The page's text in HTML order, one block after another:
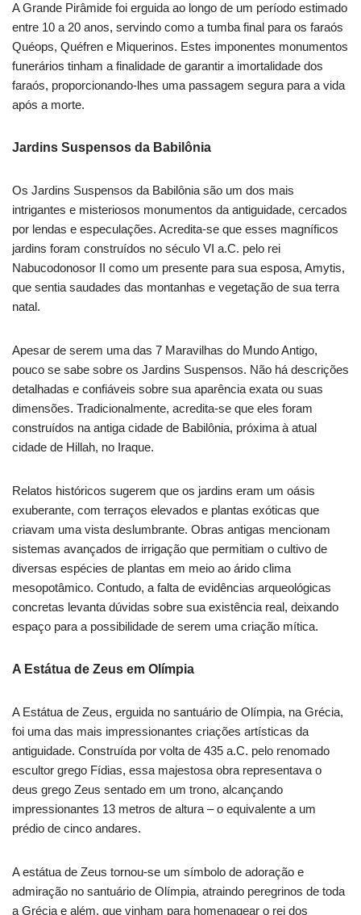
A Grande Pirâmide foi erguida ao longo de um período estimado
entre 10 a 20 anos, servindo como a tumba final para os faraós
Quéops, Quéfren e Miquerinos. Estes imponentes monumentos
funerários tinham a finalidade de garantir a imortalidade dos
faraós, proporcionando-lhes uma passagem segura para a vida
após a morte.
Jardins Suspensos da Babilônia
Os Jardins Suspensos da Babilônia são um dos mais
intrigantes e misteriosos monumentos da antiguidade, cercados
por lendas e especulações. Acredita-se que esses magníficos
jardins foram construídos no século VI a.C. pelo rei
Nabucodonosor II como um presente para sua esposa, Amytis,
que sentia saudades das montanhas e vegetação de sua terra
natal.
Apesar de serem uma das 7 Maravilhas do Mundo Antigo,
pouco se sabe sobre os Jardins Suspensos. Não há descrições
detalhadas e confiáveis sobre sua aparência exata ou suas
dimensões. Tradicionalmente, acredita-se que eles foram
construídos na antiga cidade de Babilônia, próxima à atual
cidade de Hillah, no Iraque.
Relatos históricos sugerem que os jardins eram um oásis
exuberante, com terraços elevados e plantas exóticas que
criavam uma vista deslumbrante. Obras antigas mencionam
sistemas avançados de irrigação que permitiam o cultivo de
diversas espécies de plantas em meio ao árido clima
mesopotâmico. Contudo, a falta de evidências arqueológicas
concretas levanta dúvidas sobre sua existência real, deixando
espaço para a possibilidade de serem uma criação mítica.
A Estátua de Zeus em Olímpia
A Estátua de Zeus, erguida no santuário de Olímpia, na Grécia,
foi uma das mais impressionantes criações artísticas da
antiguidade. Construída por volta de 435 a.C. pelo renomado
escultor grego Fídias, essa majestosa obra representava o
deus grego Zeus sentado em um trono, alcançando
impressionantes 13 metros de altura – o equivalente a um
prédio de cinco andares.
A estátua de Zeus tornou-se um símbolo de adoração e
admiração no santuário de Olímpia, atraindo peregrinos de toda
a Grécia e além, que vinham para homenagear o rei dos